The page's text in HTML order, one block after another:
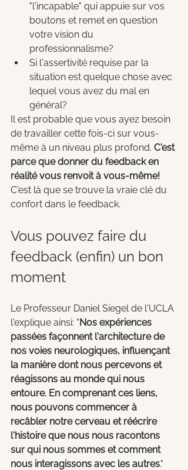
"l'incapable" qui appuie sur vos
boutons et remet en question
votre vision du
professionnalisme?
Si l'assertivité requise par la
situation est quelque chose avec
lequel vous avez du mal en
général?
Il est probable que vous ayez besoin
de travailler cette fois-ci sur vous-
même à un niveau plus profond. C'est
parce que donner du feedback en
réalité vous renvoit à vous-même!
C'est là que se trouve la vraie clé du
confort dans le feedback.
Vous pouvez faire du
feedback (enfin) un bon
moment
Le Professeur Daniel Siegel de l'UCLA
l'explique ainsi: " Nos expériences
passées façonnent l'architecture de
nos voies neurologiques, influençant
la manière dont nous percevons et
réagissons au monde qui nous
entoure. En comprenant ces liens,
nous pouvons commencer à
recâbler notre cerveau et réécrire
l'histoire que nous nous racontons
sur qui nous sommes et comment
nous interagissons avec les autres."